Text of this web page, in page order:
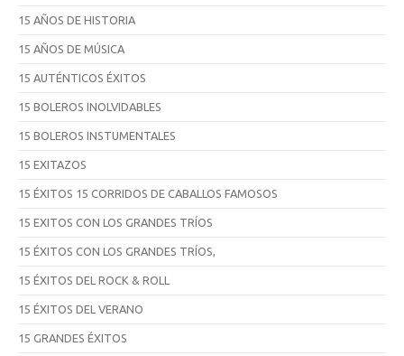
15 AÑOS DE HISTORIA
15 AÑOS DE MÚSICA
15 AUTÉNTICOS ÉXITOS
15 BOLEROS INOLVIDABLES
15 BOLEROS INSTUMENTALES
15 EXITAZOS
15 ÉXITOS 15 CORRIDOS DE CABALLOS FAMOSOS
15 EXITOS CON LOS GRANDES TRÍOS
15 ÉXITOS CON LOS GRANDES TRÍOS,
15 ÉXITOS DEL ROCK & ROLL
15 ÉXITOS DEL VERANO
15 GRANDES ÉXITOS